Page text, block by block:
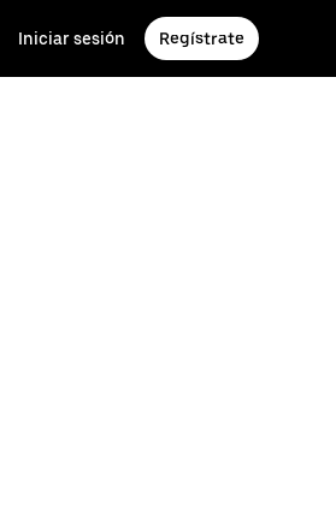
Iniciar sesión Regístrate